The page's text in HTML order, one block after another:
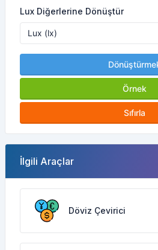
Lux Diğerlerine Dönüştür
Örnek
Sıfırla
İlgili Araçlar
Döviz Çevirici